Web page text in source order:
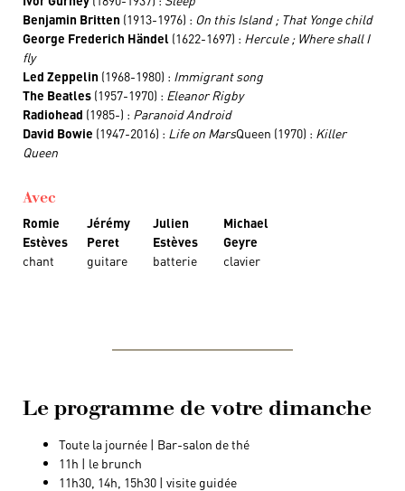
Benjamin Britten (1913-1976) : On this Island ; That Yonge child
George Frederich Händel (1622-1697) : Hercule ; Where shall I
fly
Led Zeppelin (1968-1980) : Immigrant song
The Beatles (1957-1970) : Eleanor Rigby
Radiohead (1985-) : Paranoid Android
David Bowie (1947-2016) : Life on MarsQueen (1970) : Killer
Queen
Avec
Romie
Estèves
chant
Jérémy
Peret
guitare
Julien
Estèves
batterie
Michael
Geyre
clavier
Le programme de votre dimanche
Toute la journée | Bar-salon de thé
11h | le brunch
11h30, 14h, 15h30 | visite guidée